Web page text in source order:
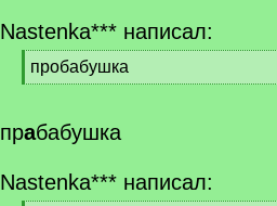
Nastenka*** написал:
[
q
пробабушка
[
q
]
прабабушка
Nastenka*** написал: